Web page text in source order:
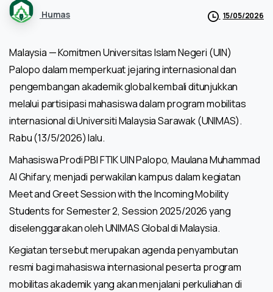
Humas 15/05/2026
Malaysia — Komitmen Universitas Islam Negeri (UIN)
Palopo dalam memperkuat jejaring internasional dan
pengembangan akademik global kembali ditunjukkan
melalui partisipasi mahasiswa dalam program mobilitas
internasional di Universiti Malaysia Sarawak (UNIMAS).
Rabu (13/5/2026) lalu.
Mahasiswa Prodi PBI FTIK UIN Palopo, Maulana Muhammad
Al Ghifary, menjadi perwakilan kampus dalam kegiatan
Meet and Greet Session with the Incoming Mobility
Students for Semester 2, Session 2025/2026 yang
diselenggarakan oleh UNIMAS Global di Malaysia.
Kegiatan tersebut merupakan agenda penyambutan
resmi bagi mahasiswa internasional peserta program
mobilitas akademik yang akan menjalani perkuliahan di